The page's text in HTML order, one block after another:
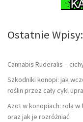
Ostatnie Wpisy:
Cannabis Ruderalis –
Szkodniki konopi: jak
roślin przez cały cykl
Azot w konopiach: rola
oraz jak je rozróżniać